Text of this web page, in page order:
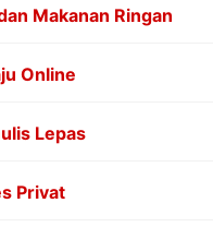
Makanan Ringan
Online
Lepas
Privat